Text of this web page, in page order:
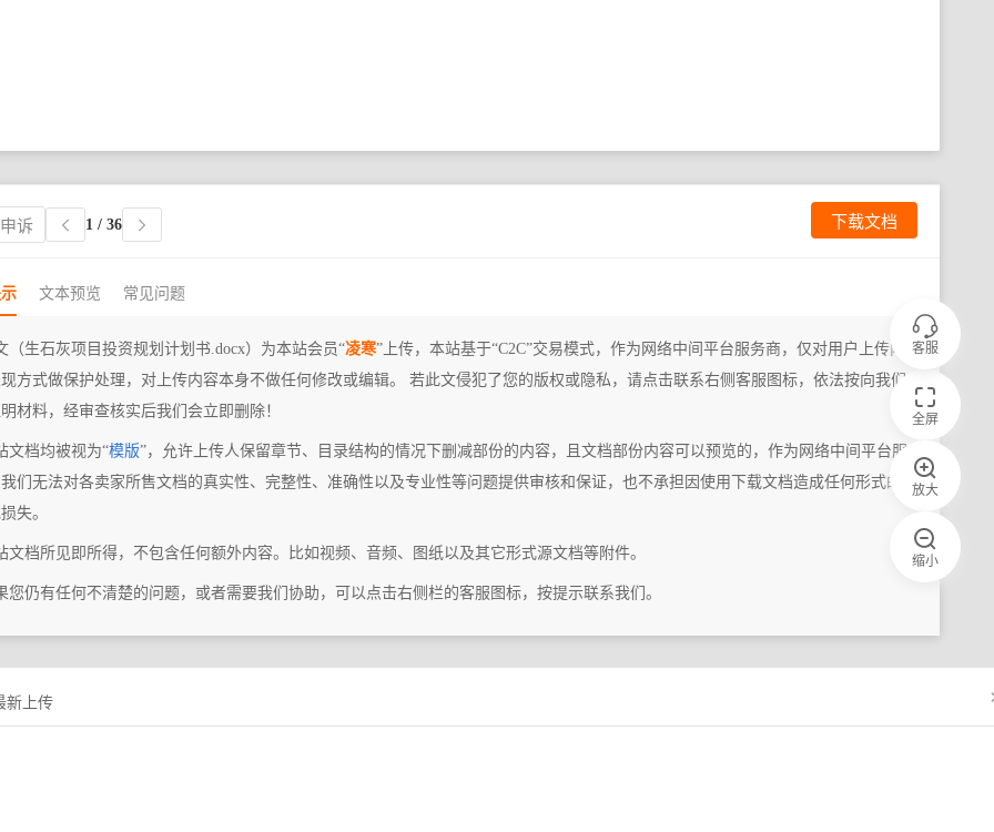
客服
全屏
放大
缩小
诉 1 / 36 下载文档
文本预览 常见问题
（生石灰项目投资规划计划书.docx）为本站会员“凌寒”上传，本站基于“C2C”交易模式，作为网络中间平台服务商，仅对用户上传内
方式做保护处理，对上传内容本身不做任何修改或编辑。 若此文侵犯了您的版权或隐私，请点击联系右侧客服图标，依法按向我们
材料，经审查核实后我们会立即删除！
文档均被视为“模版”，允许上传人保留章节、目录结构的情况下删减部份的内容，且文档部份内容可以预览的，作为网络中间平台服
们无法对各卖家所售文档的真实性、完整性、准确性以及专业性等问题提供审核和保证，也不承担因使用下载文档造成任何形式的
失。
文档所见即所得，不包含任何额外内容。比如视频、音频、图纸以及其它形式源文档等附件。
您仍有任何不清楚的问题，或者需要我们协助，可以点击右侧栏的客服图标，按提示联系我们。
新上传